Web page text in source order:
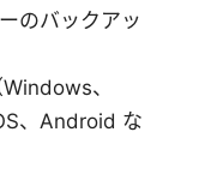
のバックアッ
、
、Android な